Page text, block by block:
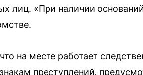
лиц. «При наличии
на месте работает
преступлений,